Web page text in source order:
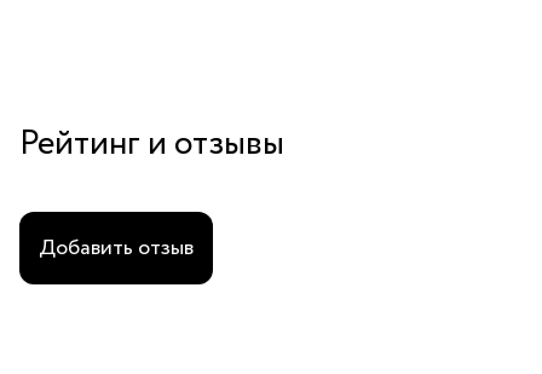
Рейтинг и отзывы
Добавить отзыв